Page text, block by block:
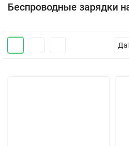
Беспроводные зарядки